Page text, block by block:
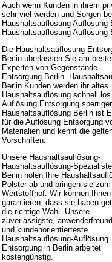
Auch wenn Kunden in ihrem
sehr viel werden und Sorgen
Haushaltsauflösung
Haushaltsauflösung
Die Haushaltsauflösung
Berlin überlassen Sie am
Experten von Gegenstände
Entsorgung Berlin.
Berlin Kunden werden ihr altes
Haushaltsauflösung schnell
Auflösung Entsorgung sperriger
Haushaltsauflösung Berlin ist
für die Auflösung Entsorgung
Materialien und kennt die
Vorschriften.
Unsere Haushaltsauflösung-
Haushaltsauflösung-
Berlin holen Ihre
Polster ab und bringen sie zum
Wertstoffhof. Wir können Ihnen
garantieren, dass sie haben
die richtige Wahl. Unsere
zuverlässigste,
und kundenorientierteste
Haushaltsauflösung-Auflösung
Entsorgung in Berlin arbeitet
kostengünstig.